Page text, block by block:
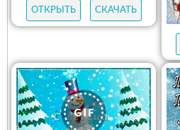
ОТКРЫТЬ СКАЧАТЬ